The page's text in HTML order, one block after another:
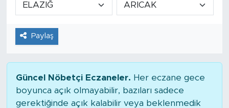
Paylaş
Güncel Nöbetçi Eczaneler. Her eczane gece
boyunca açık olmayabilir, bazıları sadece
gerektiğinde açık kalabilir veya beklenmedik
Tarihçe
Resmi İlanlar
Foto Şaka